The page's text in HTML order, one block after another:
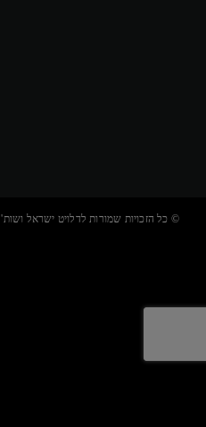
© כל הזכויות שמורות לדלויט ישראל ושות'